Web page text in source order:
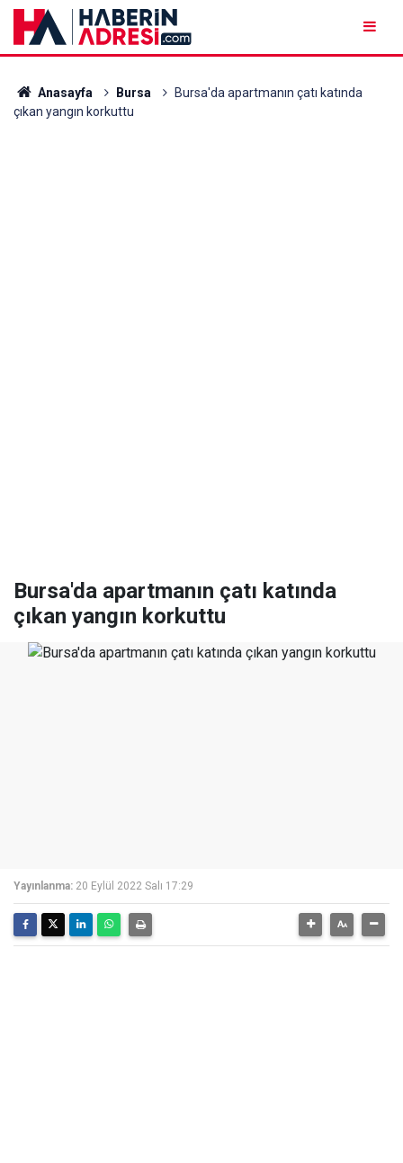
Anasayfa Bursa
Bursa'da apartmanın çatı katında
çıkan yangın korkuttu
Bursa'da apartmanın çatı katında
çıkan yangın korkuttu
Yayınlanma: 20 Eylül 2022 Salı 17:29